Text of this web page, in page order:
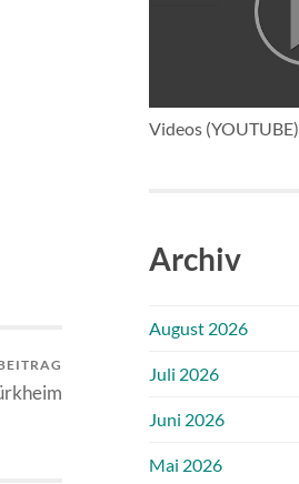
Videos (YOUTUBE)
Archiv
August 2026
Juli 2026
Juni 2026
Mai 2026